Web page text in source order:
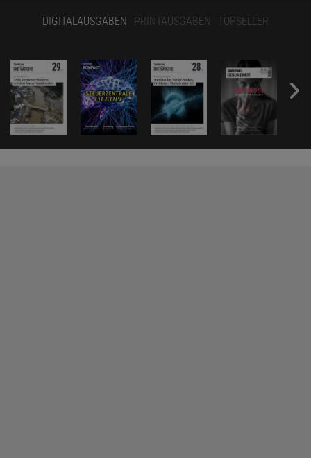
DIGITALAUSGABEN PRINTAUSGABEN TOPSELLER